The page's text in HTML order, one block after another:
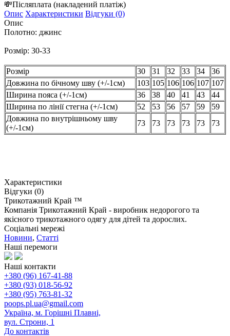
💸Післяплата (накладений платіж)
Опис Характеристики Відгуки (0)
Опис
Полотно: джинс
Розмір: 30-33
Розмір 30 31 32 33 34
36
Довжина по бічному шву (+/-1см)
103 105 106 106 107 107
Ширина пояса (+/-1см)
36 38 40 41 43
44
Ширина по лінії стегна (+/-1см)
52 53 56 57 59
59
Довжина по внутрішньому шву
(+/-1см)
73 73 73 73 73 73
Характеристики
Відгуки (0)
Трикотажний Край ™
Компанія Трикотажний Край - виробник недорогого та
якісного трикотажного одягу для дітей та дорослих.
Соціальні мережі
Новини, Статті
Наші перемоги
Наші контакти
+380 (96) 167-41-88
+380 (93) 018-56-92
+380 (95) 763-81-32
poops.pl.ua@gmail.com
Україна, м. Горішні Плавні,
вул. Строни, 1
До контактів